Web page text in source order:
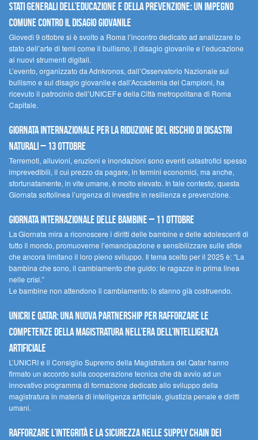
Stati Generali dell’Educazione e della Prevenzione: un impegno
comune contro il disagio giovanile
Giovedì 9 ottobre si è svolto a Roma l’incontro dedicato ad analizzare lo
stato dell’arte di temi come il bullismo, il disagio giovanile e l’educazione
ai nuovi strumenti digitali.
L’evento, organizzato da Adnkronos, dall’Osservatorio Nazionale sul
bullismo e sul disagio giovanile e dall’Accademia dei Campioni, ha
ricevuto il patrocinio dell’UNICEF e della Città metropolitana di Roma
Capitale.
Giornata internazionale per la riduzione del rischio di disastri
naturali – 13 ottobre
Terremoti, alluvioni, eruzioni e inondazioni sono eventi catastrofici spesso
imprevedibili, il cui prezzo da pagare, in termini economici, ma anche,
sfortunatamente, in vite umane, è molto elevato. In tale contesto, questa
Giornata sottolinea l’urgenza di investire in resilienza e prevenzione.
Giornata internazionale delle bambine – 11 ottobre
La Giornata mira a riconoscere i diritti delle bambine e delle adolescenti di
tutto il mondo, promuoverne l’emancipazione e sensibilizzare sulle sfide
che ancora limitano il loro pieno sviluppo. Il tema scelto per il 2025 è: “La
bambina che sono, il cambiamento che guido: le ragazze in prima linea
nelle crisi.”
Le bambine non attendono il cambiamento: lo stanno già costruendo.
UNICRI e Qatar: una nuova partnership per rafforzare le
competenze della magistratura nell’era dell’intelligenza
artificiale
L’UNICRI e il Consiglio Supremo della Magistratura del Qatar hanno
firmato un accordo sulla cooperazione tecnica che dà avvio ad un
innovativo programma di formazione dedicato allo sviluppo della
magistratura in materia di intelligenza artificiale, giustizia penale e diritti
umani.
Rafforzare l’integrità e la sicurezza nelle supply chain dei